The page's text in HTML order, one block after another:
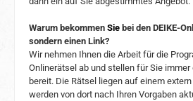
Warum bekommen Sie bei den DEIKE-
sondern einen Link?
Wir nehmen Ihnen die Arbeit für die
Onlinerätsel ab und stellen für Sie immer
bereit. Die Rätsel liegen auf einem
werden von dort nach Ihren Vorgaben